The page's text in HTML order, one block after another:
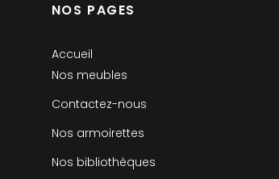
NOS PAGES
Accueil
Nos meubles
Contactez-nous
Nos armoirettes
Nos bibliothèques